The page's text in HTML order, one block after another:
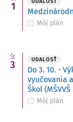
1
Môj plán
Št
3 UDALOSŤ
Do 3. 10. -
vyučovania
Škol
Môj plán